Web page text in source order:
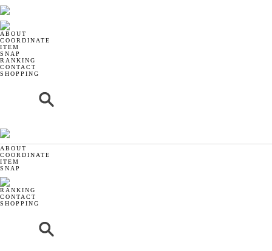
ABOUT
COORDINATE
ITEM
SNAP
RANKING
CONTACT
SHOPPING
ABOUT
COORDINATE
ITEM
SNAP
RANKING
CONTACT
SHOPPING